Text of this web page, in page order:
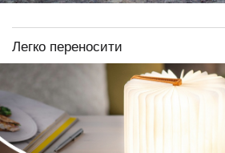
Легко переносити